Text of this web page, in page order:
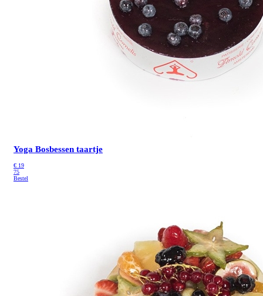
Yoga Bosbessen taartje
€ 19
75
Bestel